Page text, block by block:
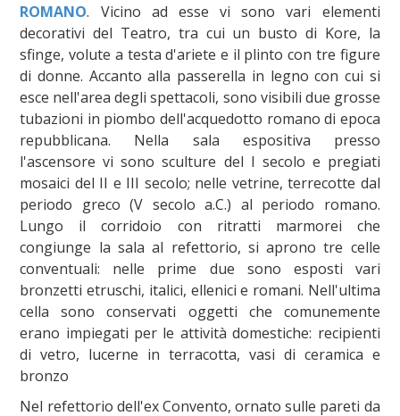
ROMANO. Vicino ad esse vi sono vari elementi
decorativi del Teatro, tra cui un busto di Kore, la
sfinge, volute a testa d'ariete e il plinto con tre figure
di donne. Accanto alla passerella in legno con cui si
esce nell'area degli spettacoli, sono visibili due grosse
tubazioni in piombo dell'acquedotto romano di epoca
repubblicana. Nella sala espositiva presso
l'ascensore vi sono sculture del I secolo e pregiati
mosaici del II e III secolo; nelle vetrine, terrecotte dal
periodo greco (V secolo a.C.) al periodo romano.
Lungo il corridoio con ritratti marmorei che
congiunge la sala al refettorio, si aprono tre celle
conventuali: nelle prime due sono esposti vari
bronzetti etruschi, italici, ellenici e romani. Nell'ultima
cella sono conservati oggetti che comunemente
erano impiegati per le attività domestiche: recipienti
di vetro, lucerne in terracotta, vasi di ceramica e
bronzo
Nel refettorio dell'ex Convento, ornato sulle pareti da